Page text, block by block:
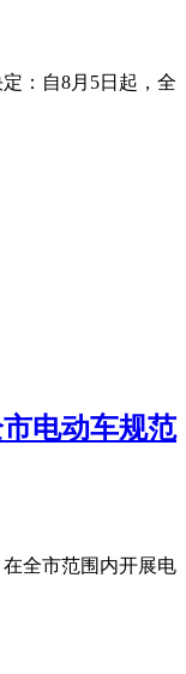
：自8月5日起，全
电动车规范
全市范围内开展电